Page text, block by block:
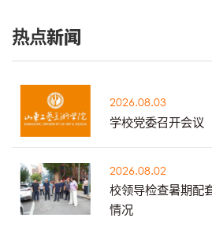
热点新闻
2026.08.03
学校党委召开会议
2026.08.02
校领导检查暑期配
情况